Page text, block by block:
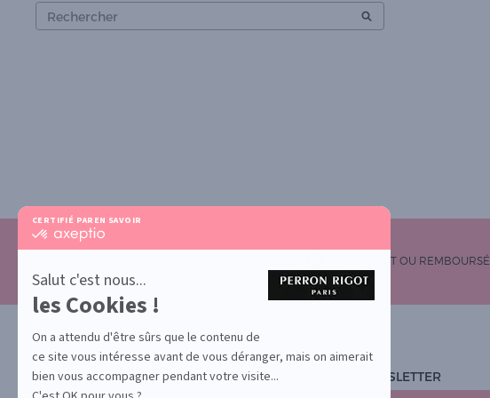
CERTIFIÉ PAR EN SAVOIR PLUS SUR
certifié
-
En
savoir
plus
sur
Axeptio
Salut c'est nous...
les Cookies !
On a attendu d'être sûrs que le contenu de
ce site vous intéresse avant de vous déranger, mais on aimerait
bien vous accompagner pendant votre visite...
SATISFAIT OU REMBOURSÉ
NEWSLETTER